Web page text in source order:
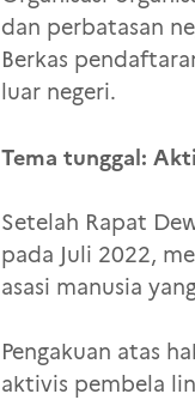
dan perbatasan
Berkas
luar negeri.
Tema tunggal:
Setelah Rapat
pada Juli 2022,
asasi manusia
Pengakuan atas
aktivis pembela